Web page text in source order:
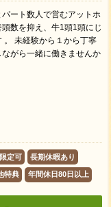
ート数人で営むアットホ
数を抑え、牛1頭1頭にじ
。 未経験から１から丁寧
がら一緒に働きませんか
定可 長期休暇あり
特典 年間休日80日以上